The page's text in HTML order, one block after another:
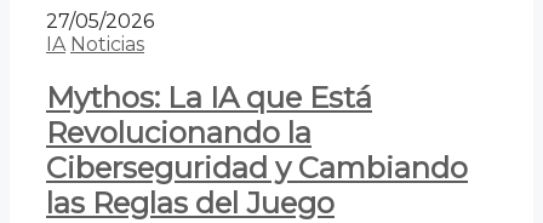
27/05/2026
IA Noticias
Mythos: La IA que Está
Revolucionando la
Ciberseguridad y Cambiando
las Reglas del Juego